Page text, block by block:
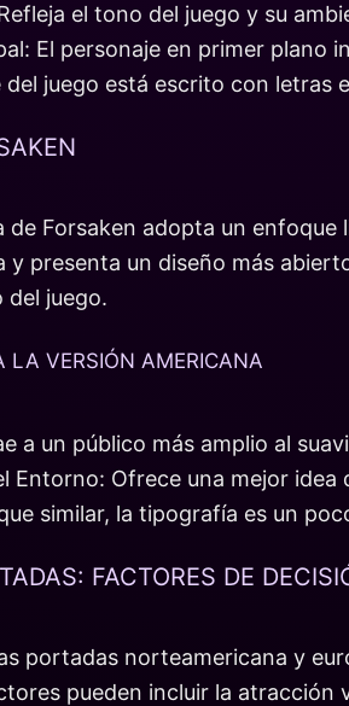
el tono del juego y su
El personaje en primer plano
juego está escrito con letras
de Forsaken adopta un
y presenta un diseño más
juego.
LA VERSIÓN AMERICANA
a un público más amplio al
Entorno: Ofrece una mejor idea
similar, la tipografía es un
FACTORES DE
portadas norteamericana y
pueden incluir la